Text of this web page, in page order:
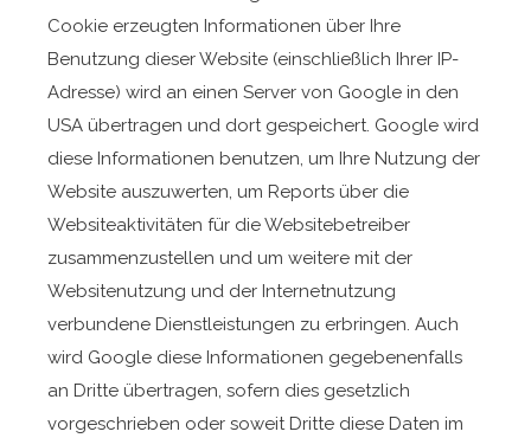
Cookie erzeugten Informationen über Ihre
Benutzung dieser Website (einschließlich Ihrer IP-
Adresse) wird an einen Server von Google in den
USA übertragen und dort gespeichert. Google wird
diese Informationen benutzen, um Ihre Nutzung der
Website auszuwerten, um Reports über die
Websiteaktivitäten für die Websitebetreiber
zusammenzustellen und um weitere mit der
Websitenutzung und der Internetnutzung
verbundene Dienstleistungen zu erbringen. Auch
wird Google diese Informationen gegebenenfalls
an Dritte übertragen, sofern dies gesetzlich
vorgeschrieben oder soweit Dritte diese Daten im